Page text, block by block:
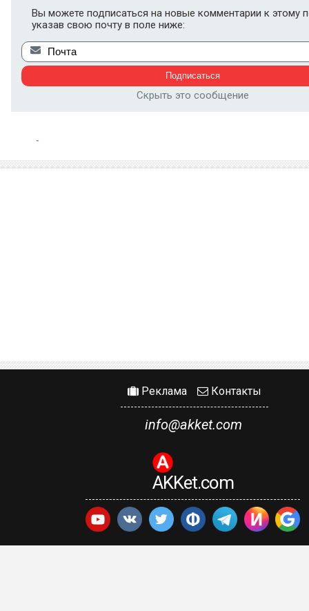
Вы можете подписаться на новые комментарии к этому
указав свою почту в поле ниже:
Скрыть это сообщение
Реклама Контакты
info@akket.com
AKKet.com